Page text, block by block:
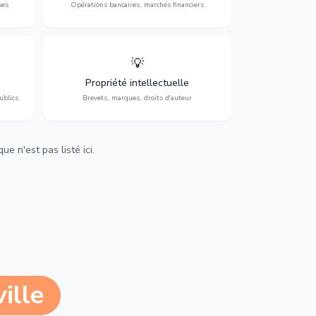
Opérations bancaires, marchés financiers
💡
Propriété intellectuelle
Brevets, marques, droits d'auteur
Protection de vos créations : brevets,
marques, droits d'auteur et lutte contre la
contrefaçon.
n'est pas listé ici.